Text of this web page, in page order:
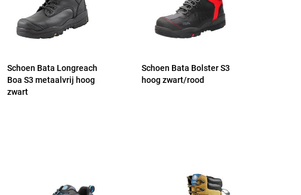
Schoen Bata Longreach
Boa S3 metaalvrij hoog
zwart
Schoen Bata Bolster S3
hoog zwart/rood